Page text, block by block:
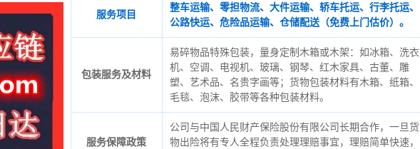
服务项目
整车运输、零担物流、大件运输、轿车托运、行李托运、
公路快运、危险品运输、仓储配送（免费上门估价）。
包装服务及材料
易碎物品特殊包装，量身定制木箱或木架：如冰箱、洗衣
机、空调、电视机、玻璃、钢琴、红木家具、古董、雕
塑、艺术品、名贵字画等；货物包装材料有木箱、纸箱、
毛毯、泡沫、胶带等各种包装材料。
服务保障政策
公司与中国人民财产保险股份有限公司长期合作，一旦货
物出险将有专人全程负责处理理赔事宜，理赔简单快速，